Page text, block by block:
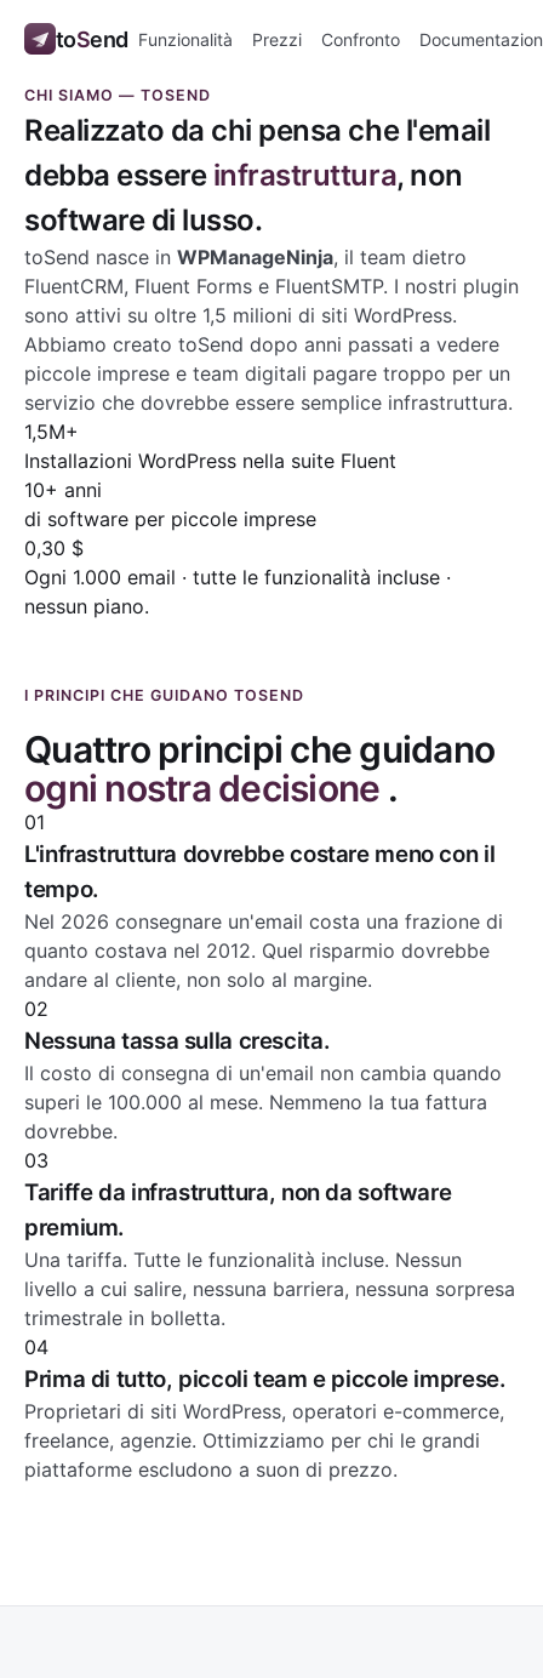
toSend Funzionalità Prezzi Confronto
CHI SIAMO — TOSEND
Realizzato da chi pensa che l'email
debba essere infrastruttura, non
software di lusso.
toSend nasce in WPManageNinja, il team dietro
FluentCRM, Fluent Forms e FluentSMTP. I nostri plugin
sono attivi su oltre 1,5 milioni di siti WordPress.
Abbiamo creato toSend dopo anni passati a vedere
piccole imprese e team digitali pagare troppo per un
servizio che dovrebbe essere semplice infrastruttura.
1,5M+
Installazioni WordPress nella suite Fluent
10+ anni
di software per piccole imprese
0,30 $
Ogni 1.000 email · tutte le funzionalità incluse ·
nessun piano.
I PRINCIPI CHE GUIDANO TOSEND
Quattro principi che guidano
ogni nostra decisione .
01
L'infrastruttura dovrebbe costare meno con il
tempo.
Nel 2026 consegnare un'email costa una frazione di
quanto costava nel 2012. Quel risparmio dovrebbe
andare al cliente, non solo al margine.
02
Nessuna tassa sulla crescita.
Il costo di consegna di un'email non cambia quando
superi le 100.000 al mese. Nemmeno la tua fattura
dovrebbe.
03
Tariffe da infrastruttura, non da software
premium.
Una tariffa. Tutte le funzionalità incluse. Nessun
livello a cui salire, nessuna barriera, nessuna sorpresa
trimestrale in bolletta.
04
Prima di tutto, piccoli team e piccole imprese.
Proprietari di siti WordPress, operatori e-commerce,
freelance, agenzie. Ottimizziamo per chi le grandi
piattaforme escludono a suon di prezzo.